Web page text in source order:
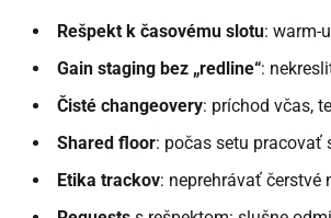
Rešpekt k časovému slotu: warm-
Gain staging bez „redline“:
Čisté changeovery: príchod včas,
Shared floor: počas setu pracovať
Etika trackov: neprehrávať čerstvé